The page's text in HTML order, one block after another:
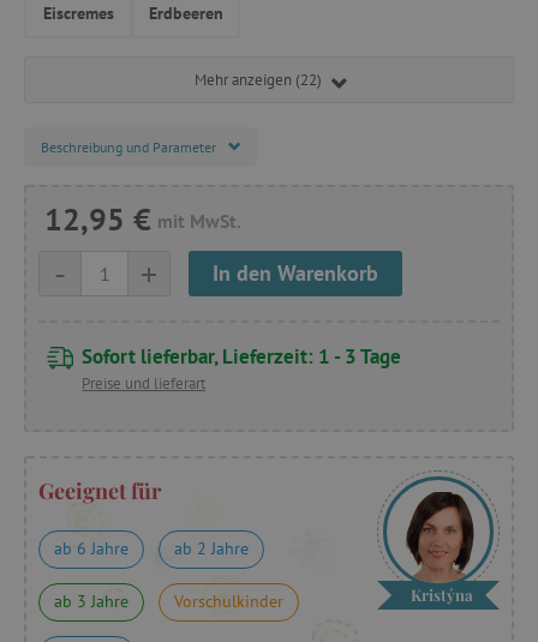
Eiscremes Erdbeeren
Mehr anzeigen (22)
Beschreibung und Parameter
12,95 € mit MwSt.
+
- In den Warenkorb
Sofort lieferbar, Lieferzeit: 1 - 3 Tage
Preise und lieferart
Geeignet für
ab 6 Jahre ab 2 Jahre
ab 3 Jahre Vorschulkinder Kristýna